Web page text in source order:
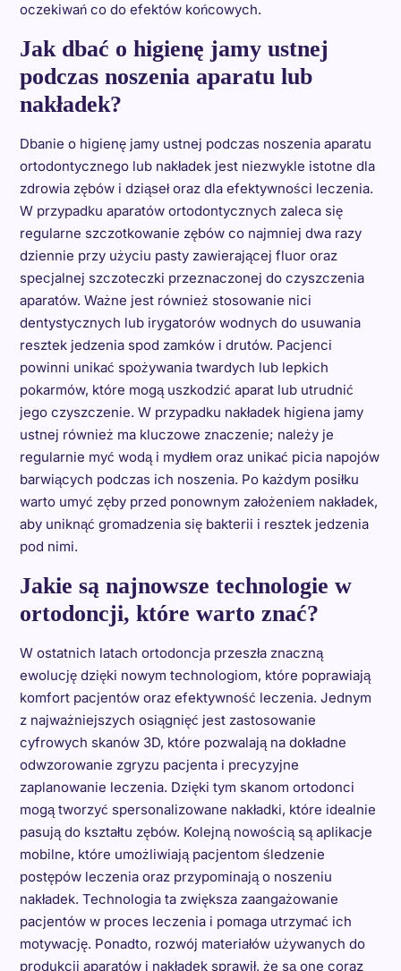
oczekiwań co do efektów końcowych.
Jak dbać o higienę jamy ustnej
podczas noszenia aparatu lub
nakładek?
Dbanie o higienę jamy ustnej podczas noszenia aparatu
ortodontycznego lub nakładek jest niezwykle istotne dla
zdrowia zębów i dziąseł oraz dla efektywności leczenia.
W przypadku aparatów ortodontycznych zaleca się
regularne szczotkowanie zębów co najmniej dwa razy
dziennie przy użyciu pasty zawierającej fluor oraz
specjalnej szczoteczki przeznaczonej do czyszczenia
aparatów. Ważne jest również stosowanie nici
dentystycznych lub irygatorów wodnych do usuwania
resztek jedzenia spod zamków i drutów. Pacjenci
powinni unikać spożywania twardych lub lepkich
pokarmów, które mogą uszkodzić aparat lub utrudnić
jego czyszczenie. W przypadku nakładek higiena jamy
ustnej również ma kluczowe znaczenie; należy je
regularnie myć wodą i mydłem oraz unikać picia napojów
barwiących podczas ich noszenia. Po każdym posiłku
warto umyć zęby przed ponownym założeniem nakładek,
aby uniknąć gromadzenia się bakterii i resztek jedzenia
pod nimi.
Jakie są najnowsze technologie w
ortodoncji, które warto znać?
W ostatnich latach ortodoncja przeszła znaczną
ewolucję dzięki nowym technologiom, które poprawiają
komfort pacjentów oraz efektywność leczenia. Jednym
z najważniejszych osiągnięć jest zastosowanie
cyfrowych skanów 3D, które pozwalają na dokładne
odwzorowanie zgryzu pacjenta i precyzyjne
zaplanowanie leczenia. Dzięki tym skanom ortodonci
mogą tworzyć spersonalizowane nakładki, które idealnie
pasują do kształtu zębów. Kolejną nowością są aplikacje
mobilne, które umożliwiają pacjentom śledzenie
postępów leczenia oraz przypominają o noszeniu
nakładek. Technologia ta zwiększa zaangażowanie
pacjentów w proces leczenia i pomaga utrzymać ich
motywację. Ponadto, rozwój materiałów używanych do
produkcji aparatów i nakładek sprawił, że są one coraz